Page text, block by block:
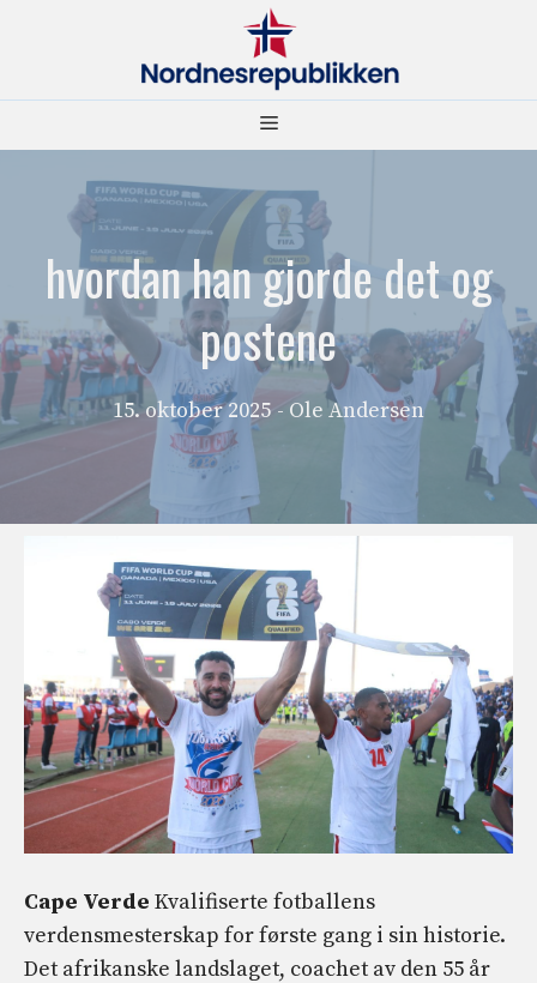
Meny
hvordan han gjorde det og
postene
15. oktober 2025 - Ole Andersen
Cape Verde Kvalifiserte fotballens
verdensmesterskap for første gang i sin historie.
Det afrikanske landslaget, coachet av den 55 år